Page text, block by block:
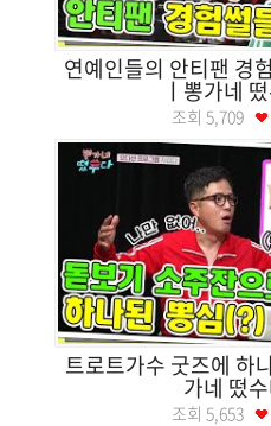
연예인들의 안티팬 경
ㅣ뽕가네
조회 5,709
트로트가수 굿즈에 하
가네 떴
조회 5,653